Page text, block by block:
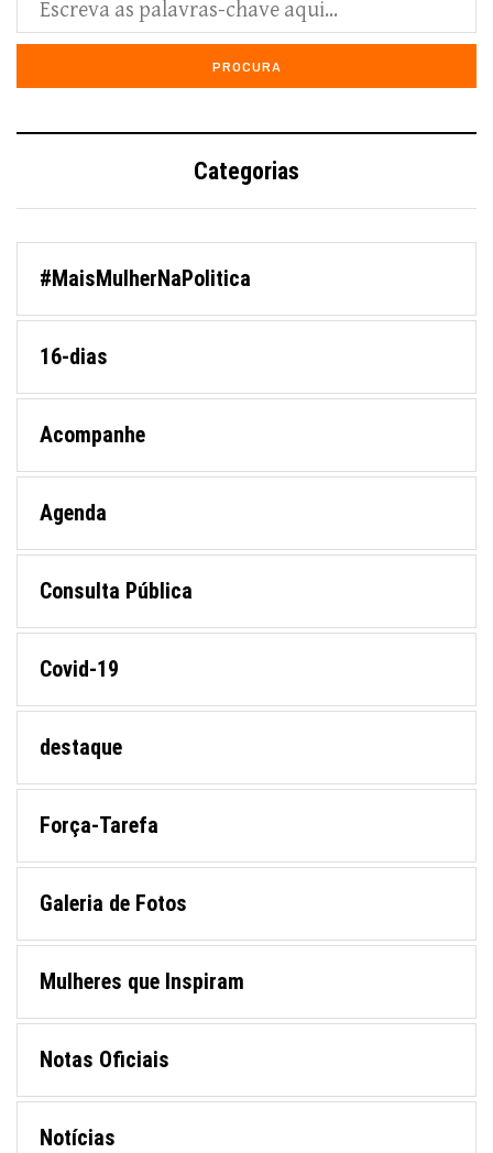
Categorias
#MaisMulherNaPolitica
16-dias
Acompanhe
Agenda
Consulta Pública
Covid-19
destaque
Força-Tarefa
Galeria de Fotos
Mulheres que Inspiram
Notas Oficiais
Notícias